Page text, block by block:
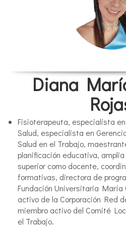
Diana
Fisioterapeuta, especialista
Salud, especialista en
Salud en el Trabajo,
planificación educativa,
superior como docente,
formativas, directora de
Fundación Universitaria María
activo de la Corporación Red
miembro activo del Comité
el Trabajo.